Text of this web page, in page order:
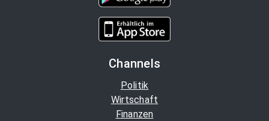
Channels
Politik
Wirtschaft
Finanzen